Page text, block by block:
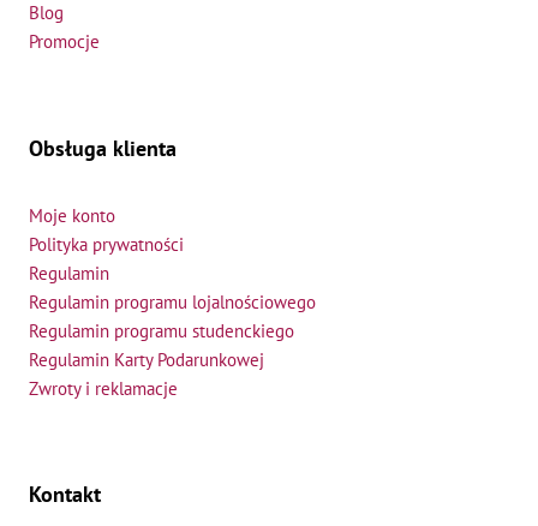
Blog
Promocje
Obsługa klienta
Moje konto
Polityka prywatności
Regulamin
Regulamin programu lojalnościowego
Regulamin programu studenckiego
Regulamin Karty Podarunkowej
Zwroty i reklamacje
Kontakt